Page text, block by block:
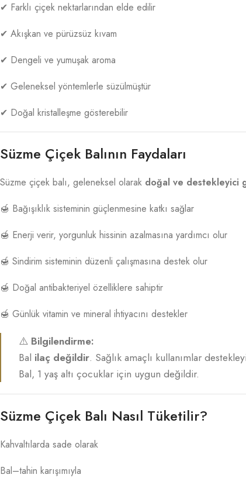
✔ Farklı çiçek nektarlarından elde edilir
✔ Akışkan ve pürüzsüz kıvam
✔ Dengeli ve yumuşak aroma
✔ Geleneksel yöntemlerle süzülmüştür
✔ Doğal kristalleşme gösterebilir
Süzme Çiçek Balının Faydaları
Süzme çiçek balı, geleneksel olarak doğal ve destekleyici
🍯 Bağışıklık sisteminin güçlenmesine katkı sağlar
🍯 Enerji verir, yorgunluk hissinin azalmasına yardımcı olur
🍯 Sindirim sisteminin düzenli çalışmasına destek olur
🍯 Doğal antibakteriyel özelliklere sahiptir
🍯 Günlük vitamin ve mineral ihtiyacını destekler
⚠️ Bilgilendirme:
Bal ilaç değildir. Sağlık amaçlı kullanımlar
Bal, 1 yaş altı çocuklar için uygun değildir.
Süzme Çiçek Balı Nasıl Tüketilir?
Kahvaltılarda sade olarak
Bal–tahin karışımıyla